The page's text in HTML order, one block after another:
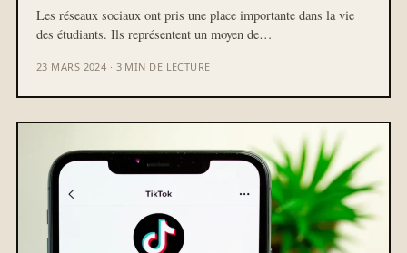
Les réseaux sociaux ont pris une place importante dans la vie
des étudiants. Ils représentent un moyen de…
23 MARS 2024 · 3 MIN DE LECTURE